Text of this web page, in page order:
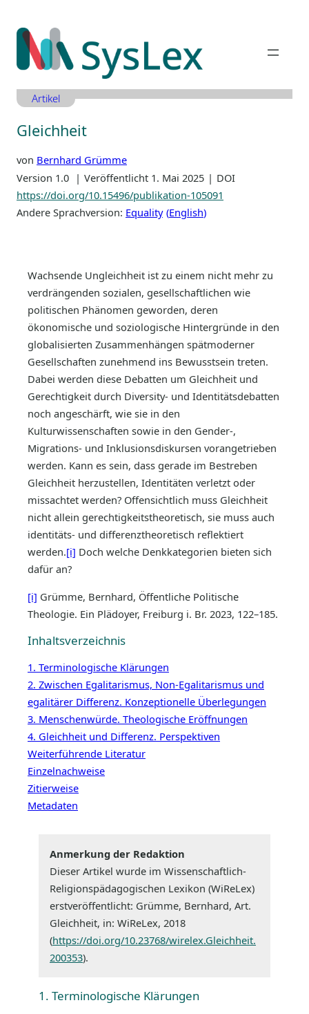
Inhalt
springen
Artikel
Gleichheit
von Bernhard Grümme
Version 1.0
Veröffentlicht 1. Mai 2025
DOI
https://doi.org/10.15496/publikation-105091
Andere Sprachversion: Equality English
Wachsende Ungleichheit ist zu einem nicht mehr zu
verdrängenden sozialen, gesellschaftlichen wie
politischen Phänomen geworden, deren
ökonomische und soziologische Hintergründe in den
globalisierten Zusammenhängen spätmoderner
Gesellschaften zunehmend ins Bewusstsein treten.
Dabei werden diese Debatten um Gleichheit und
Gerechtigkeit durch Diversity- und Identitätsdebatten
noch angeschärft, wie sie in den
Kulturwissenschaften sowie in den Gender-,
Migrations- und Inklusionsdiskursen vorangetrieben
werden. Kann es sein, dass gerade im Bestreben
Gleichheit herzustellen, Identitäten verletzt oder
missachtet werden? Offensichtlich muss Gleichheit
nicht allein gerechtigkeitstheoretisch, sie muss auch
identitäts- und differenztheoretisch reflektiert
werden.[i] Doch welche Denkkategorien bieten sich
dafür an?
[i] Grümme, Bernhard, Öffentliche Politische
Theologie. Ein Plädoyer, Freiburg i. Br. 2023, 122–185.
Inhaltsverzeichnis
1. Terminologische Klärungen
2. Zwischen Egalitarismus, Non-Egalitarismus und
egalitärer Differenz. Konzeptionelle Überlegungen
3. Menschenwürde. Theologische Eröffnungen
4. Gleichheit und Differenz. Perspektiven
Weiterführende Literatur
Einzelnachweise
Zitierweise
Metadaten
Anmerkung der Redaktion
Dieser Artikel wurde im Wissenschaftlich-
Religionspädagogischen Lexikon (WiReLex)
erstveröffentlicht: Grümme, Bernhard, Art.
Gleichheit, in: WiReLex, 2018
(https://doi.org/10.23768/wirelex.Gleichheit.
200353).
1. Terminologische Klärungen